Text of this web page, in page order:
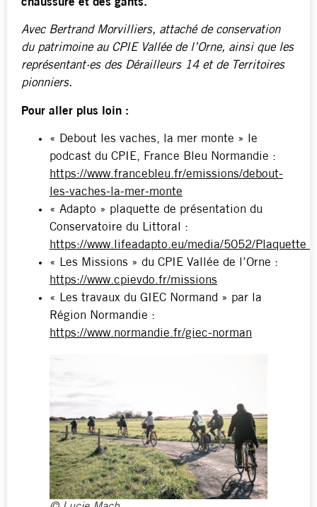
Avec Bertrand Morvilliers, attaché de conservation
du patrimoine au CPIE Vallée de l’Orne, ainsi que les
représentant·es des Dérailleurs 14 et de Territoires
pionniers.
Pour aller plus loin :
« Debout les vaches, la mer monte » le
podcast du CPIE, France Bleu Normandie :
https://www.francebleu.fr/emissions/debout-
les-vaches-la-mer-monte
« Adapto » plaquette de présentation du
Conservatoire du Littoral :
https://www.lifeadapto.eu/media/5052/
« Les Missions » du CPIE Vallée de l’Orne :
https://www.cpievdo.fr/missions
« Les travaux du GIEC Normand » par la
Région Normandie :
https://www.normandie.fr/giec-norman